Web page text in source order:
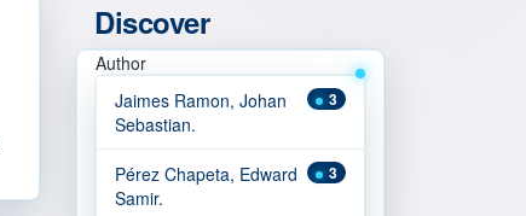
Discover
Author
3
Jaimes Ramon, Johan
Sebastian.
3
Pérez Chapeta, Edward
Samir.